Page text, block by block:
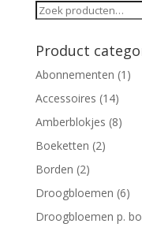
Zoeken
Product
Abonnementen (1)
Accessoires (14)
Amberblokjes (8)
Boeketten (2)
Borden (2)
Droogbloemen (6)
Droogbloemen p.